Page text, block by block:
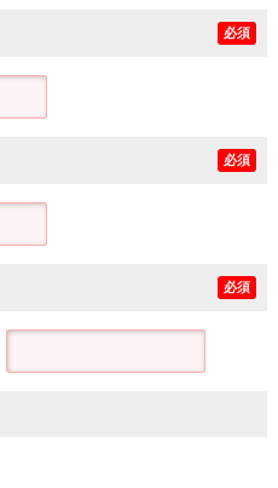
必須
必須
必須